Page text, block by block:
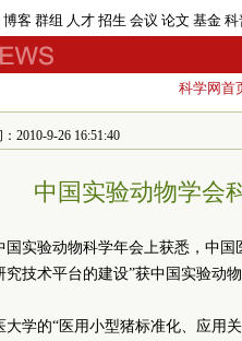
博客 群组 人才 招生 会议 论文 基金 科
科学网首
2010-9-26 16:51:40
中国实验动物学会
国实验动物科学年会上获悉，中
技术平台的建设”获中国实验动
大学的“医用小型猪标准化、应用